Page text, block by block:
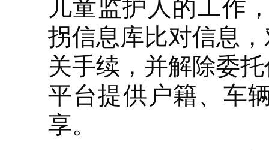
儿童监护人的工作
拐信息库比对信息
关手续，并解除委
平台提供户籍、车
享。